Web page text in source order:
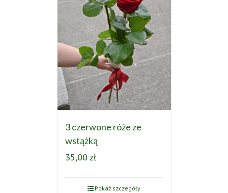
3 czerwone róże ze
wstążką
35,00 zł
Pokaż szczegóły